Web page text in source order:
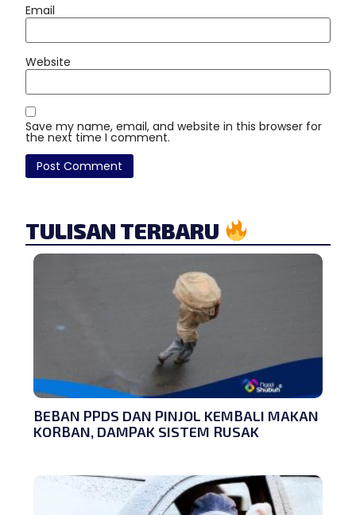
Email
Website
Save my name, email, and website in this browser for
the next time I comment.
TULISAN TERBARU
BEBAN PPDS DAN PINJOL KEMBALI MAKAN
KORBAN, DAMPAK SISTEM RUSAK